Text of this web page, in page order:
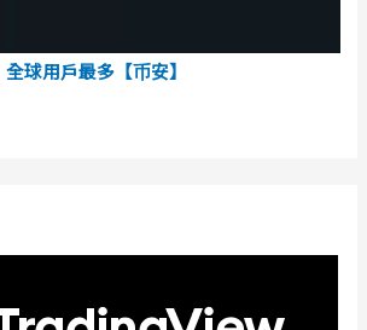
全球用戶最多【币安】